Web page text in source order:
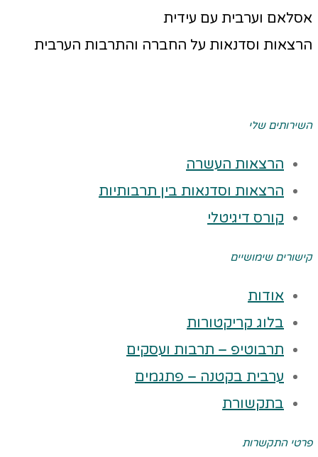
אסלאם וערבית עם עידית
הרצאות וסדנאות על החברה והתרבות הערבית
השירותים שלי
הרצאות העשרה
הרצאות וסדנאות בין תרבותיות
קורס דיגיטלי
קישורים שימושיים
אודות
בלוג קריקטורות
תרבוטיפ – תרבות ועסקים
ערבית בקטנה – פתגמים
בתקשורת
פרטי התקשרות